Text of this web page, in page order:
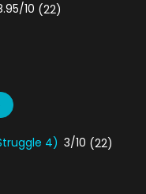
10 (22)
4) 3/10 (22)